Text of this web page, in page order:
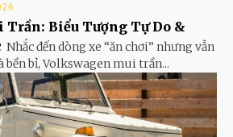
Biểu Tượng Tự Do &
Nhắc đến dòng xe “ăn chơi” nhưng vẫn
bền bỉ, Volkswagen mui trần...